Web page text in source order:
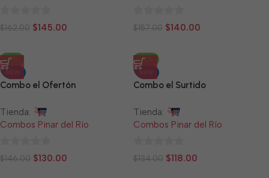
0
5
$162.00 $145.00
0
5
$157.00 $140.00
-11%
NEW
Combo el Ofertón
Tienda:
Combos Pinar del Río
0
$146.00 $130.00
-12%
NEW
Combo el Surtido
Tienda:
Combos Pinar del Río
0
$134.00 $118.00